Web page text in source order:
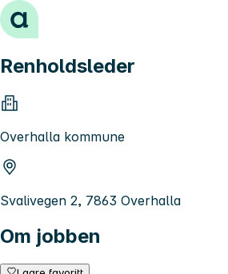
Hopp til innhold
Renholdsleder
Overhalla kommune
Svalivegen 2, 7863 Overhalla
Om jobben